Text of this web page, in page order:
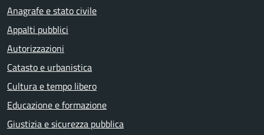
Anagrafe e stato civile
Appalti pubblici
Autorizzazioni
Catasto e urbanistica
Cultura e tempo libero
Educazione e formazione
Giustizia e sicurezza pubblica